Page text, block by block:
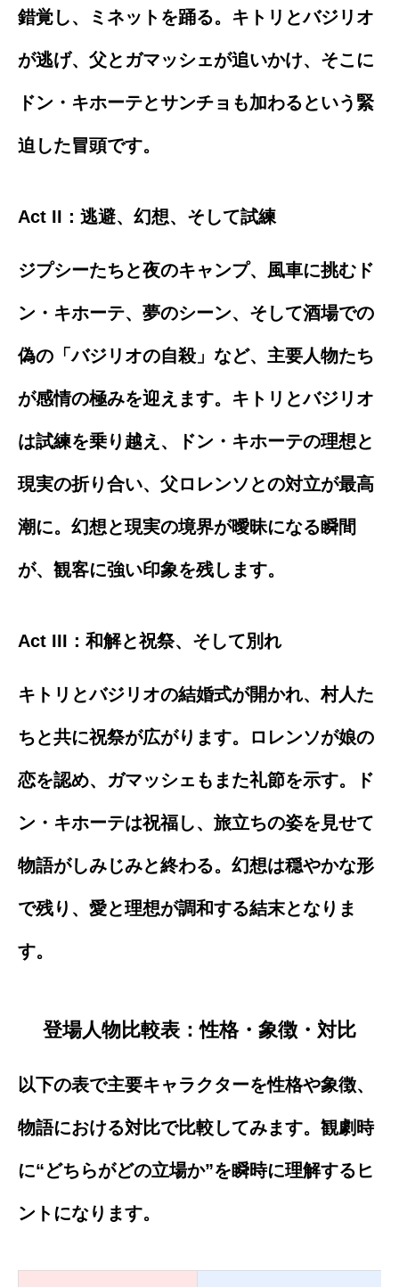
錯覚し、ミネットを踊る。キトリとバジリオ
が逃げ、父とガマッシェが追いかけ、そこに
ドン・キホーテとサンチョも加わるという緊
迫した冒頭です。
Act II：逃避、幻想、そして試練
ジプシーたちと夜のキャンプ、風車に挑むド
ン・キホーテ、夢のシーン、そして酒場での
偽の「バジリオの自殺」など、主要人物たち
が感情の極みを迎えます。キトリとバジリオ
は試練を乗り越え、ドン・キホーテの理想と
現実の折り合い、父ロレンソとの対立が最高
潮に。幻想と現実の境界が曖昧になる瞬間
が、観客に強い印象を残します。
Act III：和解と祝祭、そして別れ
キトリとバジリオの結婚式が開かれ、村人た
ちと共に祝祭が広がります。ロレンソが娘の
恋を認め、ガマッシェもまた礼節を示す。ド
ン・キホーテは祝福し、旅立ちの姿を見せて
物語がしみじみと終わる。幻想は穏やかな形
で残り、愛と理想が調和する結末となりま
す。
登場人物比較表：性格・象徴・対比
以下の表で主要キャラクターを性格や象徴、
物語における対比で比較してみます。観劇時
に“どちらがどの立場か”を瞬時に理解するヒ
ントになります。